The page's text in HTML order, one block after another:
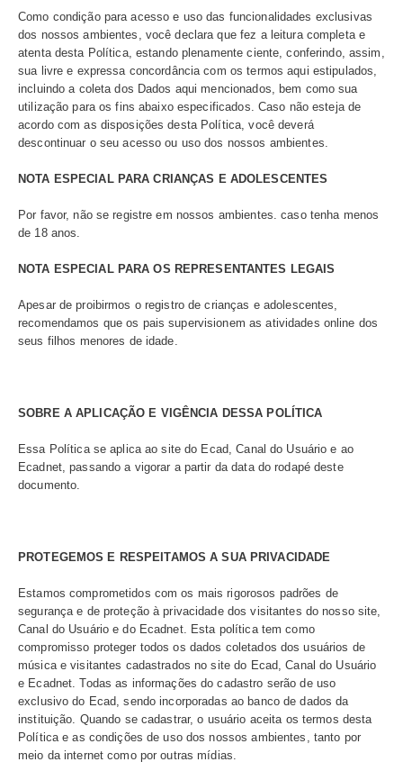
Todas as informações do cadastro serão de uso
sendo incorporadas ao banco de dados da instituição.
cadastrar, o usuário aceita os termos desta Política e
de uso dos nossos ambientes, tanto por meio da
outras mídias.​
dos nossos ambientes, você declara que fez a leitura
atenta desta Política, estando plenamente ciente,
sua livre e expressa concordância com os termos aqui
utilização para os fins abaixo especificados. Caso não
acordo com as disposições desta Política, você deverá
descontinuar o seu acesso ou uso dos nossos
Por favor, não se registre em nossos ambientes. caso
NOTA ESPECIAL PARA OS REPRESENTANTES
SOBRE A APLICAÇÃO E VIGÊNCIA DESSA POLÍTICA
Essa Política se aplica ao site do Ecad, Canal do
Ecadnet, passando a vigorar a partir da data do rodapé
documento.